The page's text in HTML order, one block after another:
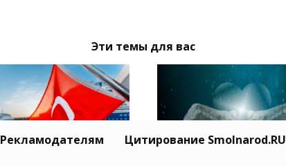
Эти темы для вас
Рекламодателям Цитирование Smolnarod.RU